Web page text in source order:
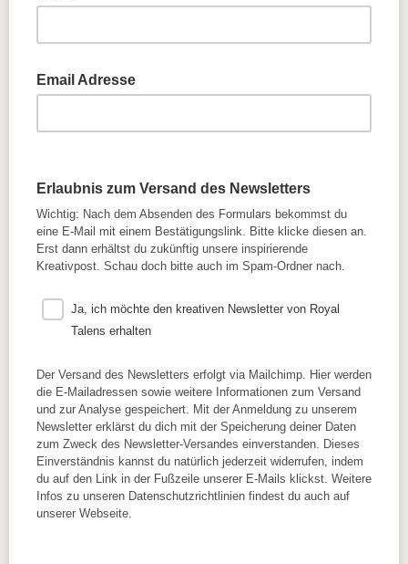
Email Adresse
Erlaubnis zum Versand des Newsletters
Wichtig: Nach dem Absenden des Formulars bekommst du
eine E-Mail mit einem Bestätigungslink. Bitte klicke diesen an.
Erst dann erhältst du zukünftig unsere inspirierende
Kreativpost. Schau doch bitte auch im Spam-Ordner nach.
Ja, ich möchte den kreativen Newsletter von Royal
Talens erhalten
Der Versand des Newsletters erfolgt via Mailchimp. Hier werden
die E-Mailadressen sowie weitere Informationen zum Versand
und zur Analyse gespeichert. Mit der Anmeldung zu unserem
Newsletter erklärst du dich mit der Speicherung deiner Daten
zum Zweck des Newsletter-Versandes einverstanden. Dieses
Einverständnis kannst du natürlich jederzeit widerrufen, indem
du auf den Link in der Fußzeile unserer E-Mails klickst. Weitere
Infos zu unseren Datenschutzrichtlinien findest du auch auf
unserer Webseite.